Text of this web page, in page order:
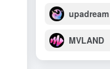
upadream
MVLAND